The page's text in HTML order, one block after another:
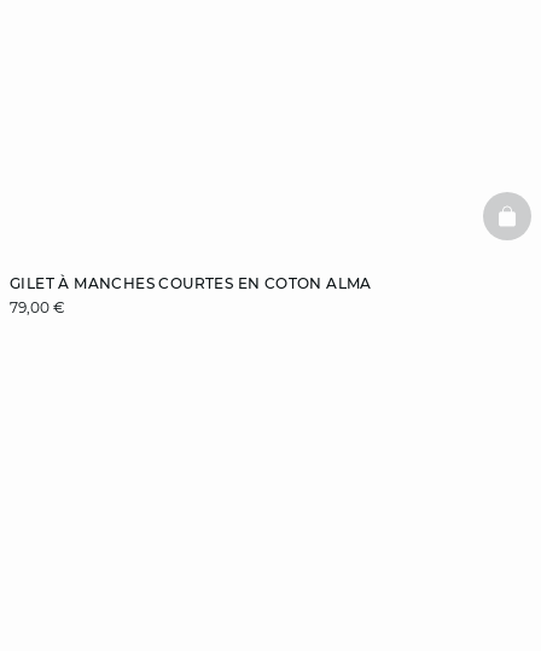
GILET À MANCHES COURTES EN COTON ALMA
79,00 €